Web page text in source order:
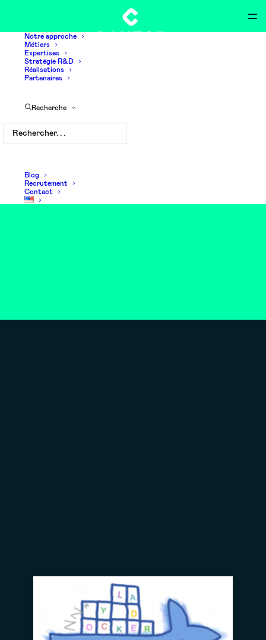
Notre approche
Métiers
Expertises
Stratégie R&D
Réalisations
Partenaires
Recherche
Blog
Recrutement
Contact